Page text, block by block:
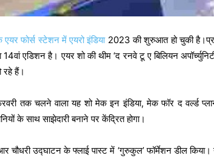
फोर्स स्टेशन में एयरो इंडिया2023 की शुरुआत हो चुकी
एडिशन है। एयर शो की थीम ‘द रनवे टू ए बिलियन
रहे हैं।
तक चलने वाला यह शो मेक इन इंडिया, मेक फॉर द वर्ल्ड
के साथ साझेदारी बनाने पर केंद्रित होगा।
चौधरी उद्घाटन के फ्लाई पास्ट में ‘गुरुकुल’ फॉर्मेशन डील